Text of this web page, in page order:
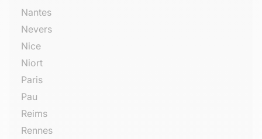
Nantes
Nevers
Nice
Niort
Paris
Pau
Reims
Rennes